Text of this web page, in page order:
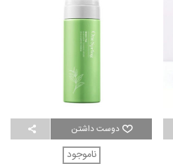
دوست داشتن
ناموجود